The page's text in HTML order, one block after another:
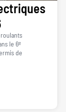
le 6ᵉ
de